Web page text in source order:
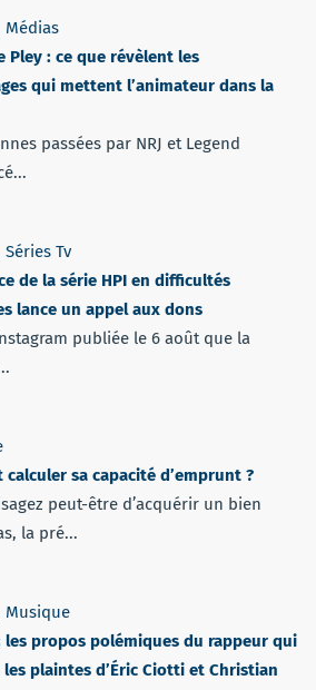
Médias
Pley : ce que révèlent les
qui mettent l’animateur dans la
passées par NRJ et Legend
Séries Tv
de la série HPI en difficultés
lance un appel aux dons
publiée le 6 août que la
calculer sa capacité d’emprunt ?
peut-être d’acquérir un bien
la pré...
Musique
les propos polémiques du rappeur qui
plaintes d’Éric Ciotti et Christian